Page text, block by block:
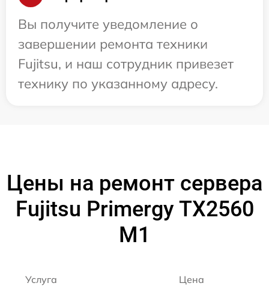
Вы получите уведомление о
завершении ремонта техники
Fujitsu, и наш сотрудник привезет
технику по указанному адресу.
Цены на ремонт сервера
Fujitsu Primergy TX2560
M1
Услуга Цена